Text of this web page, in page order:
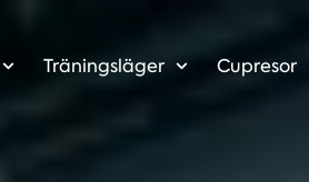
Träningsläger Cupresor